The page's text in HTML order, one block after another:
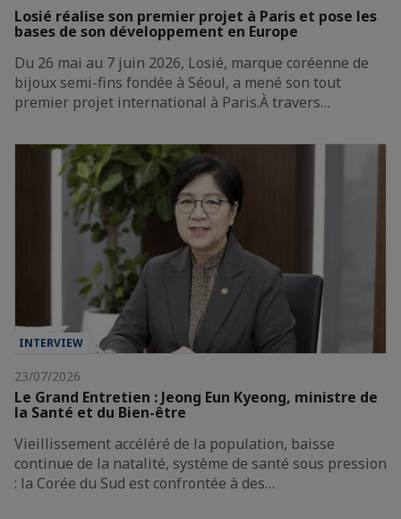
Losié réalise son premier projet à Paris et pose les
bases de son développement en Europe
Du 26 mai au 7 juin 2026, Losié, marque coréenne de
bijoux semi-fins fondée à Séoul, a mené son tout
premier projet international à Paris.À travers…
INTERVIEW
23/07/2026
Le Grand Entretien : Jeong Eun Kyeong, ministre de
la Santé et du Bien-être
Vieillissement accéléré de la population, baisse
continue de la natalité, système de santé sous pression
: la Corée du Sud est confrontée à des…